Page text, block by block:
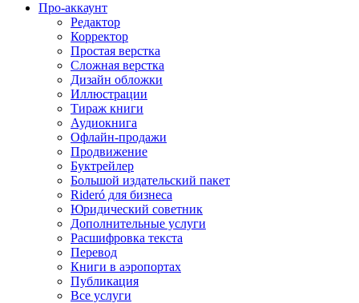
Про-аккаунт
Редактор
Корректор
Простая верстка
Сложная верстка
Дизайн обложки
Иллюстрации
Тираж книги
Аудиокнига
Офлайн-продажи
Продвижение
Буктрейлер
Большой издательский пакет
Rideró для бизнеса
Юридический советник
Дополнительные услуги
Расшифровка текста
Перевод
Книги в аэропортах
Публикация
Все услуги